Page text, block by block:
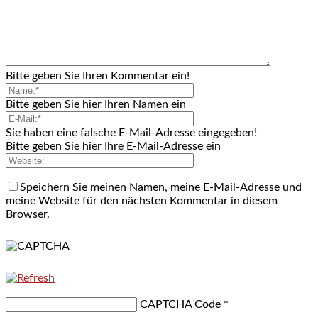
Bitte geben Sie Ihren Kommentar ein!
Bitte geben Sie hier Ihren Namen ein
Sie haben eine falsche E-Mail-Adresse eingegeben!
Bitte geben Sie hier Ihre E-Mail-Adresse ein
Speichern Sie meinen Namen, meine E-Mail-Adresse und
meine Website für den nächsten Kommentar in diesem
Browser.
CAPTCHA Code *